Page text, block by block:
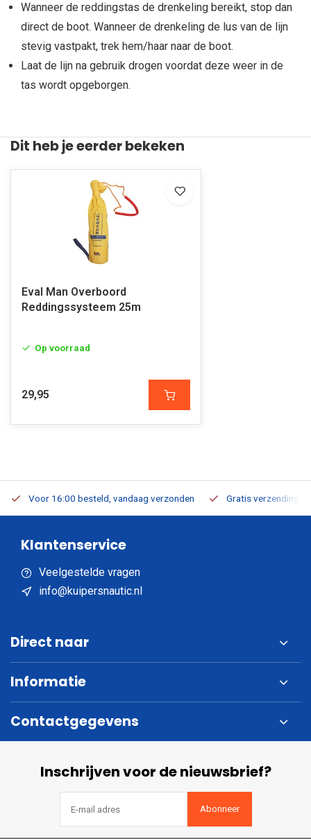
Wanneer de reddingstas de drenkeling bereikt, stop dan
direct de boot. Wanneer de drenkeling de lus van de lijn
stevig vastpakt, trek hem/haar naar de boot.
Laat de lijn na gebruik drogen voordat deze weer in de
tas wordt opgeborgen.
Dit heb je eerder bekeken
Eval Man Overboord
Reddingssysteem 25m
Op voorraad
29,95
Voor 16:00 besteld, vandaag verzonden Gratis verzending
Klantenservice
Veelgestelde vragen
info@kuipersnautic.nl
Direct naar
Informatie
Contactgegevens
Inschrijven voor de nieuwsbrief?
Abonneer